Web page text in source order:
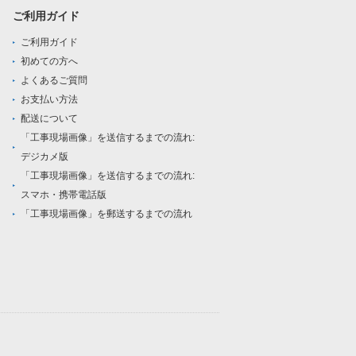
ご利用ガイド
ご利用ガイド
初めての方へ
よくあるご質問
お支払い方法
配送について
「工事現場画像」を送信するまでの流れ:
デジカメ版
「工事現場画像」を送信するまでの流れ:
スマホ・携帯電話版
「工事現場画像」を郵送するまでの流れ